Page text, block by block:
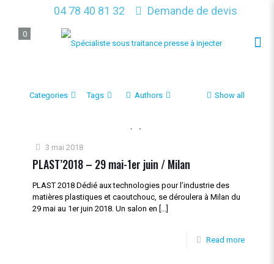
04 78 40 81 32 Demande de devis
0
Categories Tags Authors Show all
3 mai 2018
PLAST’2018 – 29 mai-1er juin / Milan
PLAST 2018 Dédié aux technologies pour l’industrie des
matières plastiques et caoutchouc, se déroulera à Milan du
29 mai au 1er juin 2018. Un salon en […]
Read more